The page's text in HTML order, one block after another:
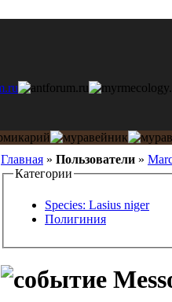
Главная » Пользователи »
Категории
Species: Lasius niger
Полигиния